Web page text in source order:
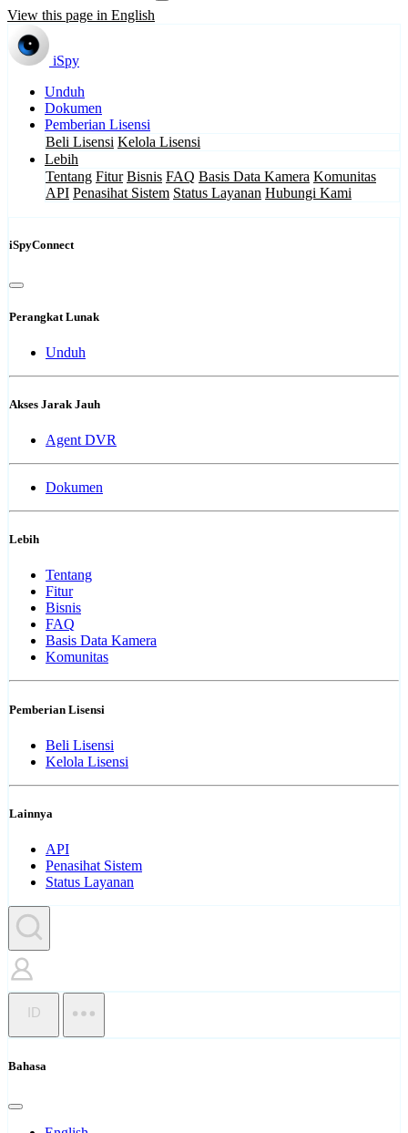
View this page in English
iSpy
Unduh
Dokumen
Pemberian Lisensi
Beli Lisensi Kelola Lisensi
Lebih
Tentang Fitur Bisnis FAQ Basis Data Kamera Komunitas
API Penasihat Sistem Status Layanan Hubungi Kami
iSpyConnect
Perangkat Lunak
Unduh
Akses Jarak Jauh
Agent DVR
Dokumen
Lebih
Tentang
Fitur
Bisnis
FAQ
Basis Data Kamera
Komunitas
Pemberian Lisensi
Beli Lisensi
Kelola Lisensi
Lainnya
API
Penasihat Sistem
Status Layanan
ID
Bahasa